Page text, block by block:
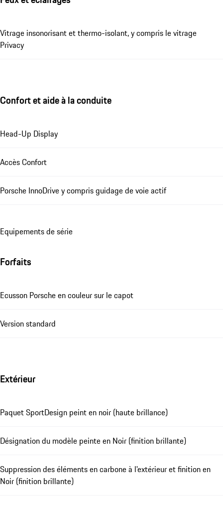
Vitrage insonorisant et thermo-isolant, y compris le vitrage
Privacy
Confort et aide à la conduite
Head-Up Display
Accès Confort
Porsche InnoDrive y compris guidage de voie actif
Equipements de série
Forfaits
Ecusson Porsche en couleur sur le capot
Version standard
Extérieur
Paquet SportDesign peint en noir (haute brillance)
Désignation du modèle peinte en Noir (finition brillante)
Suppression des éléments en carbone à l'extérieur et finition en
Noir (finition brillante)